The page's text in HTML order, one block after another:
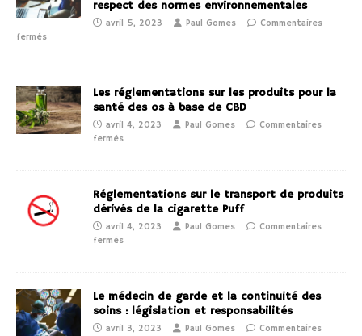
respect des normes environnementales
avril 5, 2023 Paul Gomes
Commentaires
fermés
Les réglementations sur les produits pour la
santé des os à base de CBD
avril 4, 2023 Paul Gomes
Commentaires
fermés
Réglementations sur le transport de produits
dérivés de la cigarette Puff
avril 4, 2023 Paul Gomes
Commentaires
fermés
Le médecin de garde et la continuité des
soins : législation et responsabilités
avril 3, 2023 Paul Gomes
Commentaires